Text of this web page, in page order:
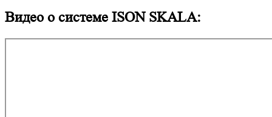
Видео о системе ISON SKALA: